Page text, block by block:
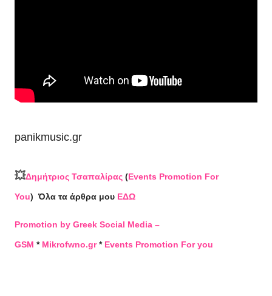
panikmusic.gr
💥Δημήτριος Τσαπαλίρας (Events Promotion For
You) Όλα τα άρθρα μου ΕΔΩ
Promotion by Greek Social Media –
GSM * Mikrofwno.gr* Events Promotion For you